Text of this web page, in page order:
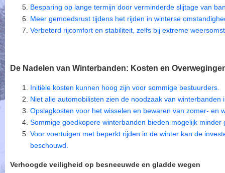
Besparing op lange termijn door verminderde slijtage van
Meer gemoedsrust tijdens het rijden in winterse
Verbeterd rijcomfort en stabiliteit, zelfs bij extreme
De Nadelen van Winterbanden: Kosten en
Initiële kosten kunnen hoog zijn voor sommige bestuurders.
Niet alle automobilisten zien de noodzaak van winterbanden
Opslagkosten voor het wisselen en bewaren van zomer- en
Sommige goedkopere winterbanden bieden mogelijk minder
Voor voertuigen met beperkt rijden in de winter kan de
beschouwd.
Verhoogde veiligheid op besneeuwde en gladde wegen